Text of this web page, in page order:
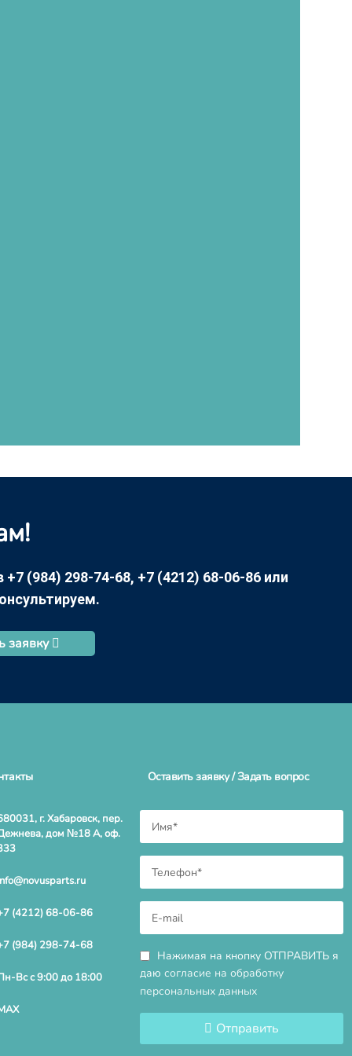
(984) 298-74-68, +7 (4212) 68-06-86 или
заявку
г. Хабаровск, пер.
дом №18 А, оф.
(4212) 68-06-86
(984) 298-74-68
Вс с 9:00 до 18:00
Оставить заявку / Задать вопрос
Нажимая на кнопку ОТПРАВИТЬ я
даю согласие на обработку
персональных данных
Отправить